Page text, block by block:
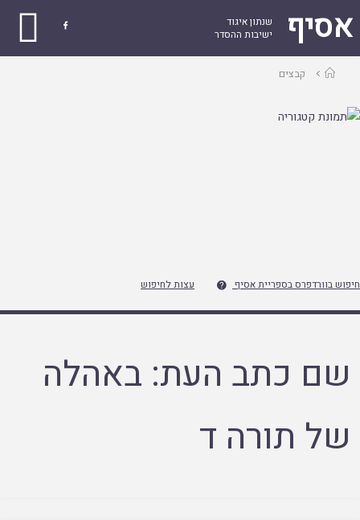
אסיף
שנתון איגוד
ישיבות ההסדר

עמודקבצים
חיפוש בוורדפרס בספריית אסיף  עצות לחיפוש
שם כתב העת: באהלה
של תורה ד